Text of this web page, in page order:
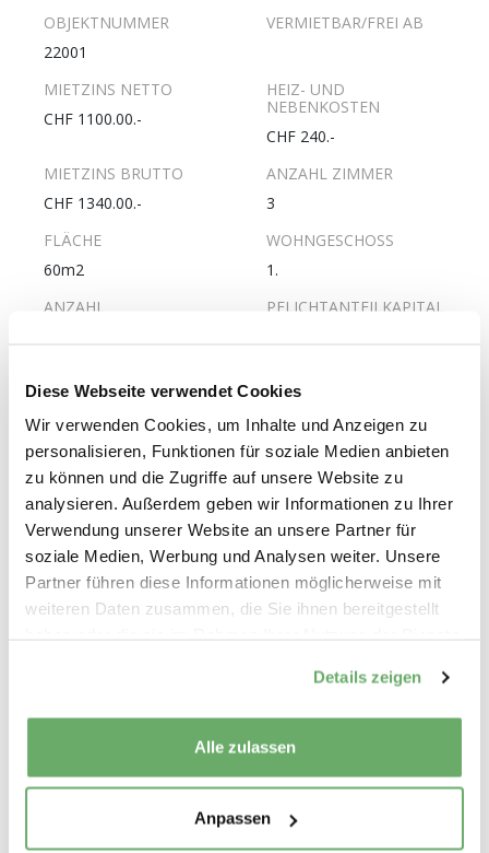
Diese Webseite verwendet Cookies
Wir verwenden Cookies, um Inhalte und Anzeigen zu
personalisieren, Funktionen für soziale Medien anbieten
zu können und die Zugriffe auf unsere Website zu
analysieren. Außerdem geben wir Informationen zu Ihrer
Verwendung unserer Website an unsere Partner für
soziale Medien, Werbung und Analysen weiter. Unsere
Partner führen diese Informationen möglicherweise mit
weiteren Daten zusammen, die Sie ihnen bereitgestellt
Details zeigen
Alle zulassen
Anpassen
OBJEKTNUMMER
22001
VERMIETBAR/FREI AB
MIETZINS NETTO
CHF 1100.00.-
HEIZ- UND
NEBENKOSTEN
CHF 240.-
MIETZINS BRUTTO
CHF 1340.00.-
ANZAHL ZIMMER
3
FLÄCHE
60m2
WOHNGESCHOSS
1.
ANZAHL
PFLICHTANTEILKAPITAL
ERSTELLUNGSJAHR
1960
LETZTE RENOVATION
2019
GESCHIRRSPÜLER
Ja
WOHNUNG MIT LIFT
Nein
ROLLSTUHLGÄNGIGE
WOHNUNG
Die vierstöckigen Wohnhäuser am Hinterberg
20 - 24 bieten Ihnen eine Auswahl von 24